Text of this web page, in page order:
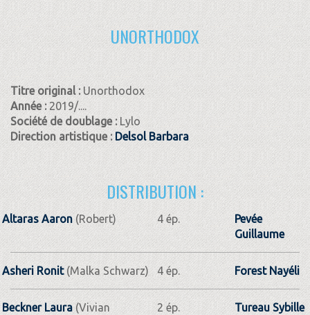
UNORTHODOX
Titre original : Unorthodox
Année : 2019/....
Société de doublage :Lylo
Direction artistique : Delsol Barbara
DISTRIBUTION :
Altaras Aaron(Robert) 4 ép.
Pevée
Guillaume
Asheri Ronit(Malka Schwarz) 4 ép. Forest Nayéli
Beckner Laura(Vivian
2 ép. Tureau Sybille